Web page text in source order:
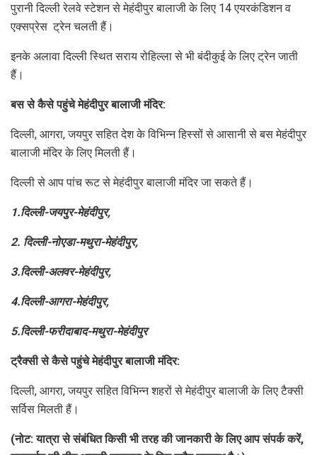
पुरानी दिल्ली रेलवे स्टेशन से मेहंदीपुर बालाजी के लिए 14 एयरकंडिशन व
एक्सप्रेस ट्रेन चलती हैं।
इनके अलावा दिल्ली स्थित सराय रोहिल्ला से भी बंदीकुई के लिए ट्रेन जाती
हैं।
बस से कैसे पहुंचे मेहंदीपुर बालाजी मंदिर:
दिल्ली, आगरा, जयपुर सहित देश के विभिन्न हिस्सों से आसानी से बस मेहंदीपुर
बालाजी मंदिर के लिए मिलती हैं।
दिल्ली से आप पांच रूट से मेहंदीपुर बालाजी मंदिर जा सकते हैं।
1.दिल्ली-जयपुर-मेहंदीपुर,
2. दिल्ली-नोएडा-मथुरा-मेहंदीपुर,
3.दिल्ली-अलवर-मेहंदीपुर,
4.दिल्ली-आगरा-मेहंदीपुर,
5.दिल्ली-फरीदाबाद-मथुरा-मेहंदीपुर
ट्रैक्सी से कैसे पहुंचे मेहंदीपुर बालाजी मंदिर:
दिल्ली, आगरा, जयपुर सहित विभिन्न शहरों से मेहंदीपुर बालाजी के लिए टैक्सी
सर्विस मिलती हैं।
(नोट: यात्रा से संबंधित किसी भी तरह की जानकारी के लिए आप संपर्क करें,